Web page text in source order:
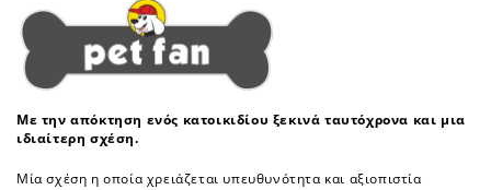
Με την απόκτηση ενός κατοικιδίου ξεκινά ταυτόχρονα και μια
ιδιαίτερη σχέση.
Μία σχέση η οποία χρειάζεται υπευθυνότητα και αξιοπιστία